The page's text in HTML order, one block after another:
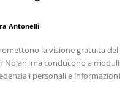
Antonelli
la visione gratuita del
Nolan, ma conducono a moduli
personali e informazioni